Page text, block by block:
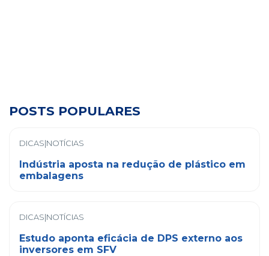
POSTS POPULARES
DICAS|NOTÍCIAS
Indústria aposta na redução de plástico em
embalagens
DICAS|NOTÍCIAS
Estudo aponta eficácia de DPS externo aos
inversores em SFV